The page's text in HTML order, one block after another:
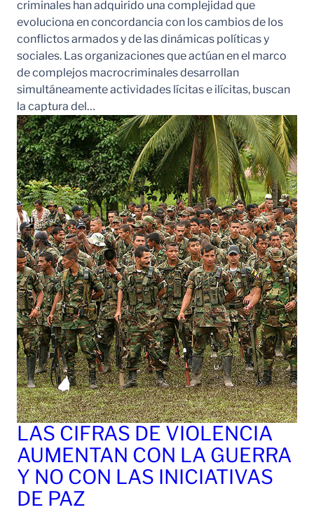
criminales han adquirido una complejidad que
evoluciona en concordancia con los cambios de los
conflictos armados y de las dinámicas políticas y
sociales. Las organizaciones que actúan en el marco
de complejos macrocriminales desarrollan
simultáneamente actividades lícitas e ilícitas, buscan
la captura del…
LAS CIFRAS DE VIOLENCIA
AUMENTAN CON LA GUERRA
Y NO CON LAS INICIATIVAS
DE PAZ